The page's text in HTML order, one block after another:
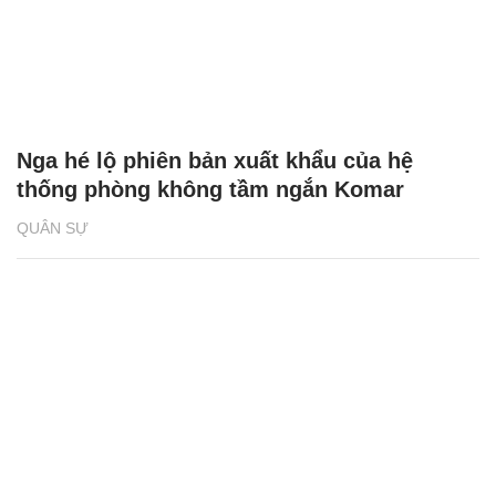
QUÂN SỰ
Nga hé lộ phiên bản xuất khẩu của hệ
thống phòng không tầm ngắn Komar